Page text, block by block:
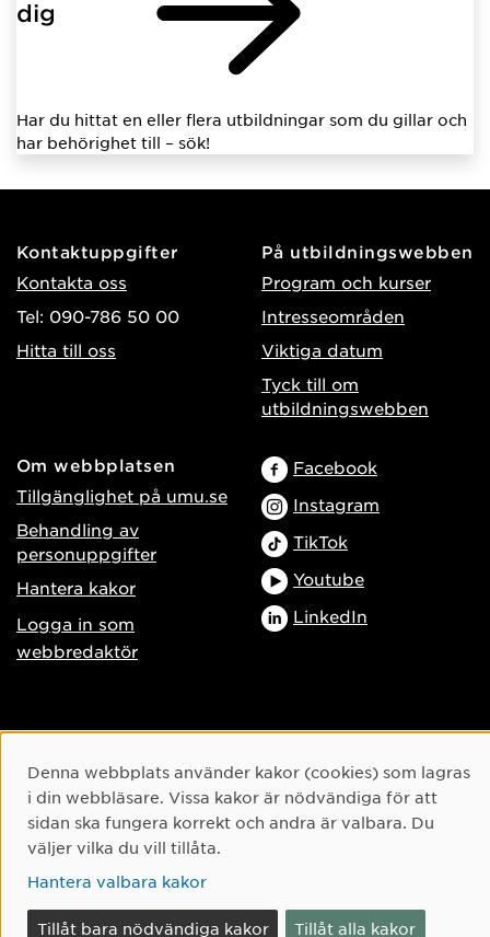
dig
Har du hittat en eller flera utbildningar som du gillar och
har behörighet till – sök!
Kontaktuppgifter
Kontakta oss
Tel: 090-786 50 00
Hitta till oss
På utbildningswebben
Program och kurser
Intresseområden
Viktiga datum
Tyck till om
utbildningswebben
Om webbplatsen
Tillgänglighet på umu.se
Behandling av
personuppgifter
Hantera kakor
Logga in som
webbredaktör
Facebook
Instagram
TikTok
Youtube
LinkedIn
Cookie-samtycke
Denna webbplats använder kakor (cookies) som lagras
i din webbläsare. Vissa kakor är nödvändiga för att
sidan ska fungera korrekt och andra är valbara. Du
väljer vilka du vill tillåta.
Hantera valbara kakor
Tillåt bara nödvändiga kakor Tillåt alla kakor